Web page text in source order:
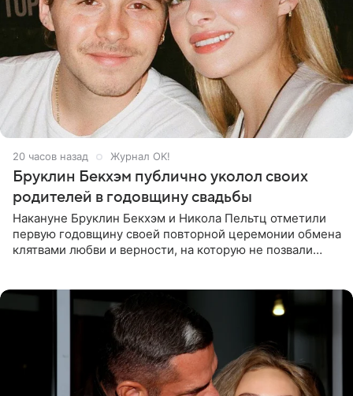
20 часов назад Журнал OK!
Бруклин Бекхэм публично уколол своих
родителей в годовщину свадьбы
Накануне Бруклин Бекхэм и Никола Пельтц отметили
первую годовщину своей повторной церемонии обмена
клятвами любви и верности, на которую не позвали